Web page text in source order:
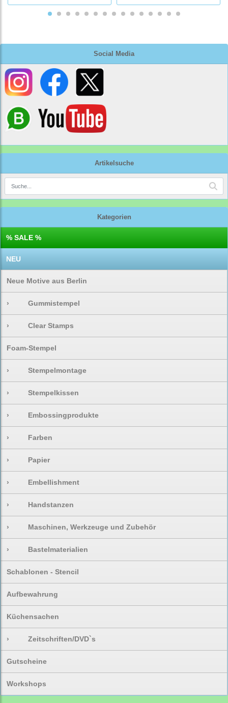
Social Media
Artikelsuche
Kategorien
% SALE %
NEU
Neue Motive aus Berlin
› Gummistempel
› Clear Stamps
Foam-Stempel
› Stempelmontage
› Stempelkissen
› Embossingprodukte
› Farben
› Papier
› Embellishment
› Handstanzen
› Maschinen, Werkzeuge und Zubehör
› Bastelmaterialien
Schablonen - Stencil
Aufbewahrung
Küchensachen
› Zeitschriften/DVD`s
Gutscheine
Workshops